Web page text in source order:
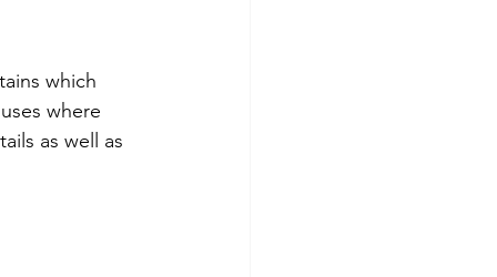
which
where
as well as